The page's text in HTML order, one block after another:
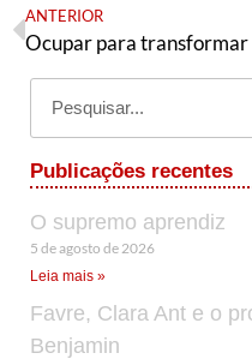
ANTERIOR
Ocupar para transformar
Publicações recentes
O supremo aprendiz
5 de agosto de 2026
Leia mais »
Favre, Clara Ant e o
Benjamin